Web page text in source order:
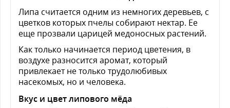
Липа считается одним из немногих деревьев, с
цветков которых пчелы собирают нектар. Ее
еще прозвали царицей медоносных растений.
Как только начинается период цветения, в
воздухе разносится аромат, который
привлекает не только трудолюбивых
насекомых, но и человека.
Вкус и цвет липового мёда